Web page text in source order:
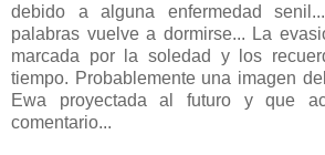
debido a alguna enfermedad
palabras vuelve a dormirse... La
marcada por la soledad y los
tiempo. Probablemente una imagen
Ewa proyectada al futuro y que
comentario...